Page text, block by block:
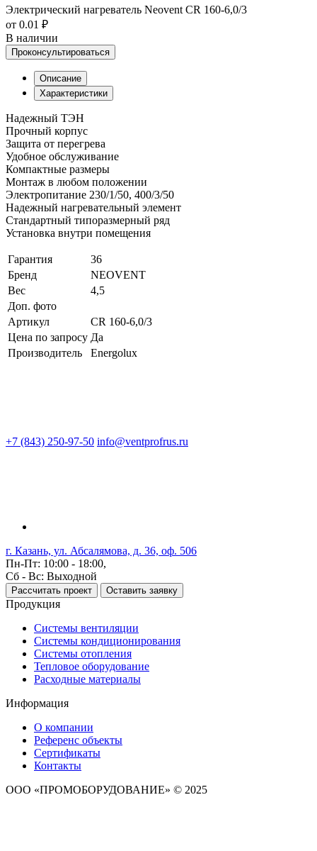
Электрический нагреватель Neovent CR 160-6,0/3
от 0.01 ₽
В наличии
Проконсультироваться
Описание
Характеристики
Надежный ТЭН
Прочный корпус
Защита от перегрева
Удобное обслуживание
Компактные размеры
Монтаж в любом положении
Электропитание 230/1/50, 400/3/50
Надежный нагревательный элемент
Стандартный типоразмерный ряд
Установка внутри помещения
Гарантия
36
Бренд
NEOVENT
Вес
4,5
Доп. фото
Артикул
CR 160-6,0/3
Цена по запросу Да
Производитель
Energolux
+7 (843) 250-97-50 info@ventprofrus.ru
г. Казань, ул. Абсалямова, д. 36, оф. 506
Пн-Пт: 10:00 - 18:00,
Сб - Вс: Выходной
Рассчитать проект Оставить заявку
Продукция
Системы вентиляции
Системы кондиционирования
Системы отопления
Тепловое оборудование
Расходные материалы
Информация
О компании
Референс объекты
Сертификаты
Контакты
ООО «ПРОМОБОРУДОВАНИЕ» © 2025